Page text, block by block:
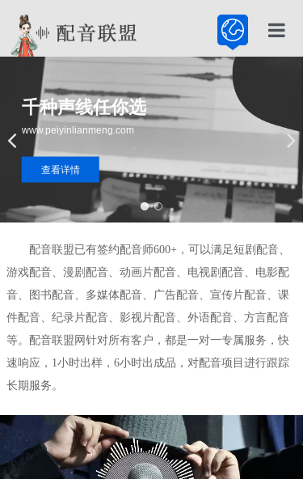
配
配
千种声线任你选
www.peiyinlianmeng.com
查看详情
配音联盟已有签约配音师600+，可以满足短剧配音、
游戏配音、漫剧配音、动画片配音、电视剧配音、电影配
音、图书配音、多媒体配音、广告配音、宣传片配音、课
件配音、纪录片配音、影视片配音、外语配音、方言配音
等。配音联盟网针对所有客户，都是一对一专属服务，快
速响应，1小时出样，6小时出成品，对配音项目进行跟踪
长期服务。